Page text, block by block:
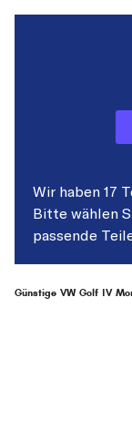
Wir haben 17
Bitte wählen
passende
Günstige VW Golf IV